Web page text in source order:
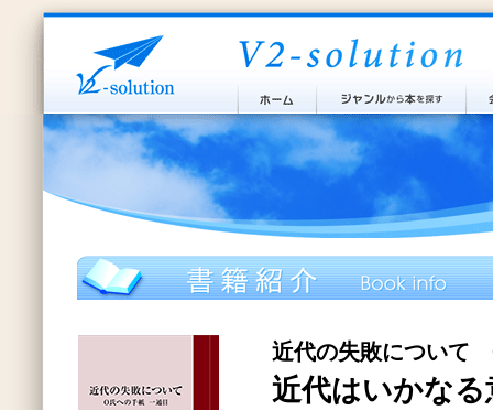
近代の失敗につい
近代はいかな